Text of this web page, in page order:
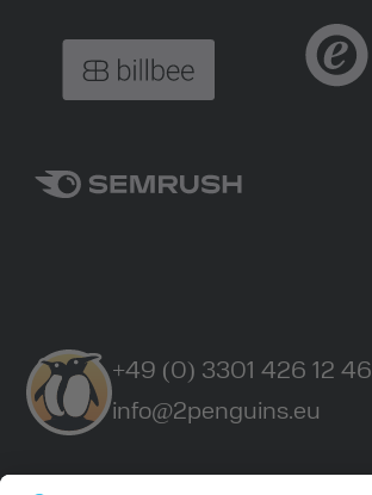
+49 (0) 3301 426 12 46
info@2penguins.eu